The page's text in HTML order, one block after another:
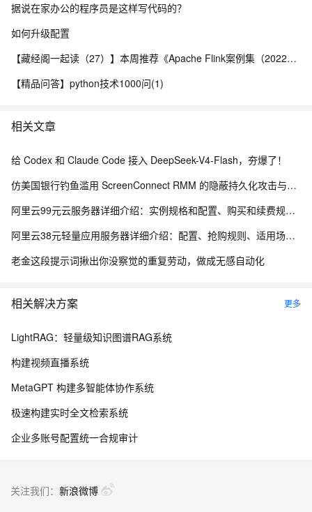
据说在家办公的程序员是这样写代码的？
如何升级配置
【藏经阁一起读（27）】本周推荐《Apache Flink案例集（2022版）》，你有哪些心得？
【精品问答】python技术1000问(1)
相关文章
给 Codex 和 Claude Code 接入 DeepSeek-V4-Flash，夯爆了！
仿美国银行钓鱼滥用 ScreenConnect RMM 的隐蔽持久化攻击与防御体系研究
阿里云99元云服务器详细介绍：实例规格和配置、购买和续费规则、适用场景解析
阿里云38元轻量应用服务器详细介绍：配置、抢购规则、适用场景与选购攻略
老金这段提示词揪出你没察觉的重复劳动，做成无感自动化
相关解决方案 更多
LightRAG：轻量级知识图谱RAG系统
构建视频直播系统
MetaGPT 构建多智能体协作系统
极速构建实时全文检索系统
企业多账号配置统一合规审计
关注我们： 新浪微博